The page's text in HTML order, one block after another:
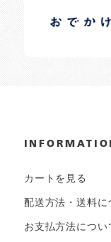
日常の様子など随
カートを見る
配送方法・送料に
お支払方法につい